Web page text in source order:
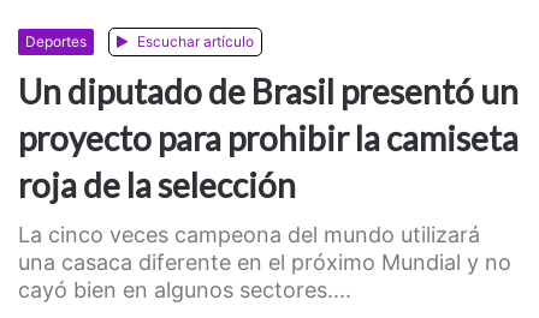
Deportes Escuchar artículo
Un diputado de Brasil presentó un
proyecto para prohibir la camiseta
roja de la selección
La cinco veces campeona del mundo utilizará
una casaca diferente en el próximo Mundial y no
cayó bien en algunos sectores....